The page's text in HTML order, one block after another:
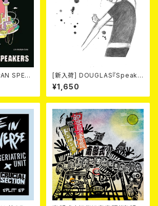
SPEAK
【7月8
[新入荷] DOUGLAS『Speak
Out Face』 (7"EP)
¥1,650